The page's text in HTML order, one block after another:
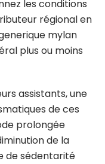
les conditions
régional en
mylan
plus ou moins
assistants, une
de ces
prolongée
de la
de sédentarité